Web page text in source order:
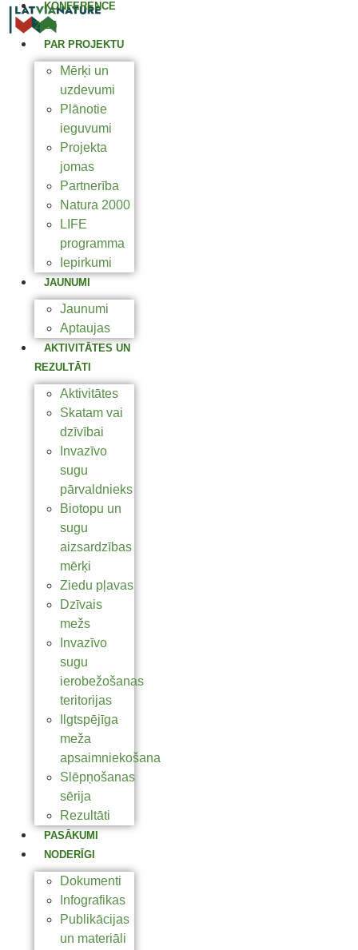
KONFERENCE
2025
PAR PROJEKTU
Mērķi un
uzdevumi
Plānotie
ieguvumi
Projekta
jomas
Partnerība
Natura 2000
LIFE
programma
Iepirkumi
JAUNUMI
Jaunumi
Aptaujas
AKTIVITĀTES UN
REZULTĀTI
Aktivitātes
Skatam vai
dzīvībai
Invazīvo
sugu
pārvaldnieks
Biotopu un
sugu
aizsardzības
mērķi
Ziedu pļavas
Dzīvais
mežs
Invazīvo
sugu
ierobežošanas
teritorijas
Ilgtspējīga
meža
apsaimniekošana
Slēpņošanas
sērija
Rezultāti
PASĀKUMI
NODERĪGI
Dokumenti
Infografikas
Publikācijas
un materiāli